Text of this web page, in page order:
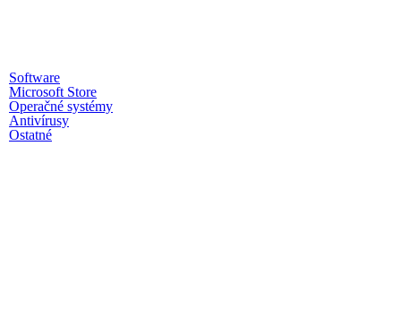
Software
Microsoft Store
Operačné systémy
Antivírusy
Ostatné